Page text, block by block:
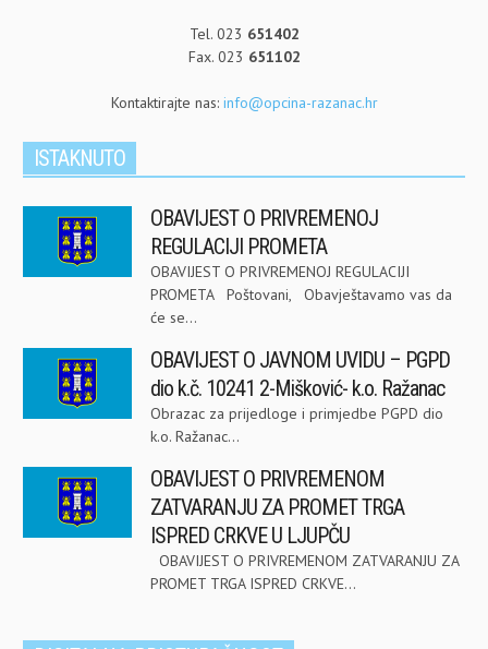
Tel. 023 651402
Fax. 023 651102
Kontaktirajte nas: info@opcina-razanac.hr
ISTAKNUTO
OBAVIJEST O PRIVREMENOJ
REGULACIJI PROMETA
OBAVIJEST O PRIVREMENOJ REGULACIJI
PROMETA Poštovani, Obavještavamo vas da
će se...
OBAVIJEST O JAVNOM UVIDU – PGPD
dio k.č. 10241 2-Mišković- k.o. Ražanac
Obrazac za prijedloge i primjedbe PGPD dio
k.o. Ražanac...
OBAVIJEST O PRIVREMENOM
ZATVARANJU ZA PROMET TRGA
ISPRED CRKVE U LJUPČU
OBAVIJEST O PRIVREMENOM ZATVARANJU ZA
PROMET TRGA ISPRED CRKVE...